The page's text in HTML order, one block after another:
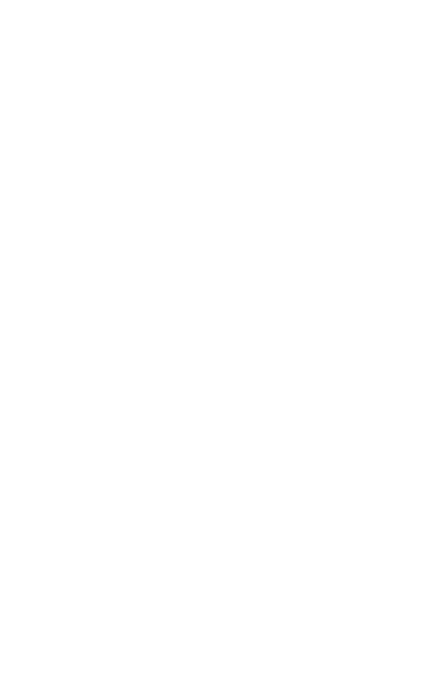
いようお願いしま
ーズにご登録され
ことをご了承くだ
ではありません。
製品に未対応品が
2022年1月12日よ
ぼさない年数を意
者に通知します。
は、取り引きをい